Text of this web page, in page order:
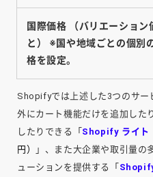
国際価格
（バリエーション
と）
※国や地域ごとの個別
格を設定。
Shopifyでは上述した3つのサー
外にカート機能だけを追加した
したりできる「 Shopify ライト
円）
」、また大企業や取引量の
ューションを提供する「